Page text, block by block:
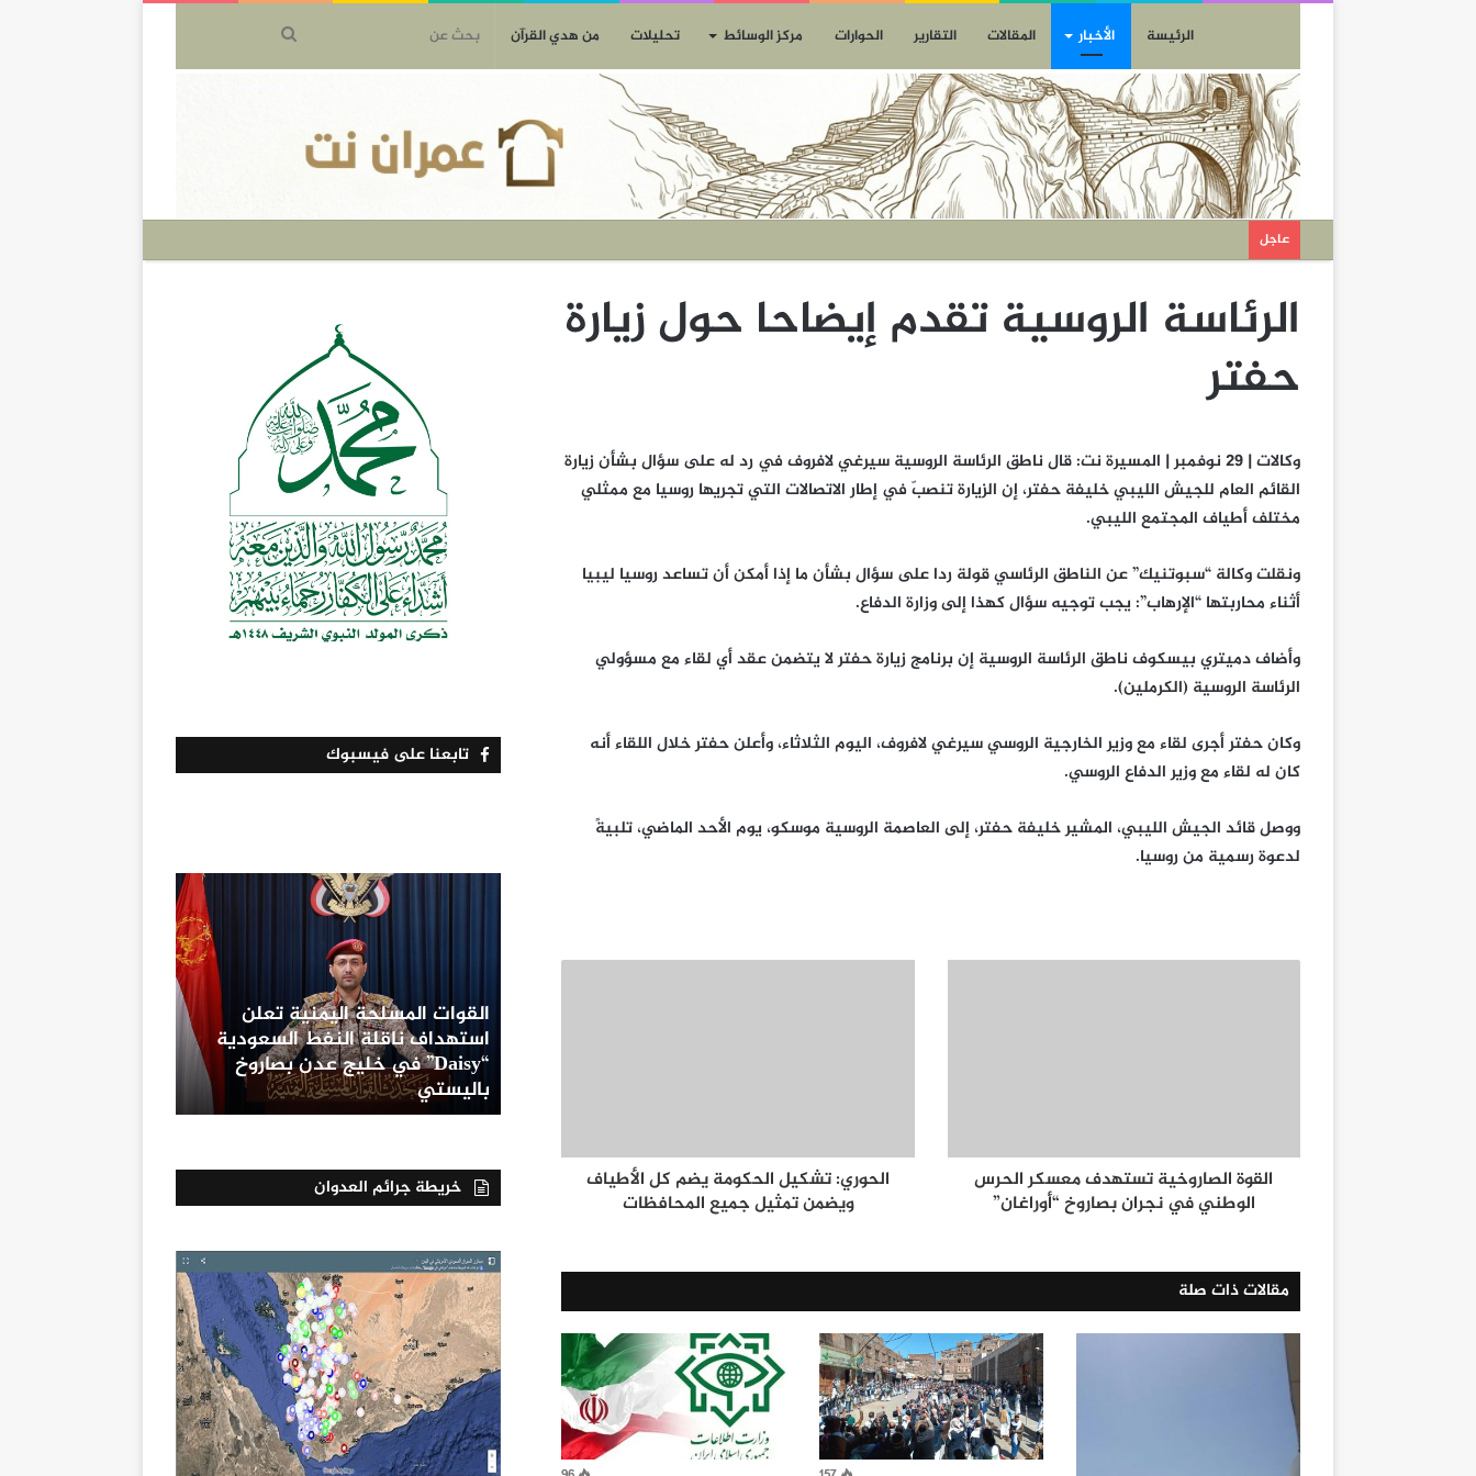
الرئيسة الأخبار المقالات التقارير الحوارات مركز الوسائط تحليلات من هدي القرآن
عاجل
الرئاسة الروسية تقدم إيضاحا حول زيارة
حفتر
وكالات | 29 نوفمبر | المسيرة نت: قال ناطق الرئاسة الروسية سيرغي لافروف في رد له على سؤال بشأن زيارة
القائم العام للجيش الليبي خليفة حفتر، إن الزيارة تنصبّ في إطار الاتصالات التي تجريها روسيا مع ممثلي
مختلف أطياف المجتمع الليبي.
ونقلت وكالة “سبوتنيك” عن الناطق الرئاسي قولة ردا على سؤال بشأن ما إذا أمكن أن تساعد روسيا ليبيا
أثناء محاربتها “الإرهاب”: يجب توجيه سؤال كهذا إلى وزارة الدفاع.
وأضاف دميتري بيسكوف ناطق الرئاسة الروسية إن برنامج زيارة حفتر لا يتضمن عقد أي لقاء مع مسؤولي
الرئاسة الروسية (الكرملين).
وكان حفتر أجرى لقاء مع وزير الخارجية الروسي سيرغي لافروف، اليوم الثلاثاء، وأعلن حفتر خلال اللقاء أنه
كان له لقاء مع وزير الدفاع الروسي.
ووصل قائد الجيش الليبي، المشير خليفة حفتر، إلى العاصمة الروسية موسكو، يوم الأحد الماضي، تلبيةً
لدعوة رسمية من روسيا.
القوة الصاروخية تستهدف معسكر الحرس
الوطني في نجران بصاروخ “أوراغان”
الحوري: تشكيل الحكومة يضم كل الأطياف
ويضمن تمثيل جميع المحافظات
مقالات ذات صلة
تابعنا على فيسبوك
القوات المسلحة اليمنية تعلن
استهداف ناقلة النفط السعودية
“Daisy” في خليج عدن بصاروخ
باليستي
خريطة جرائم العدوان